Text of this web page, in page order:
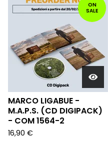
ON
SALE
MARCO LIGABUE -
M.A.P.S. (CD DIGIPACK)
- COM 1564-2
16,90 €